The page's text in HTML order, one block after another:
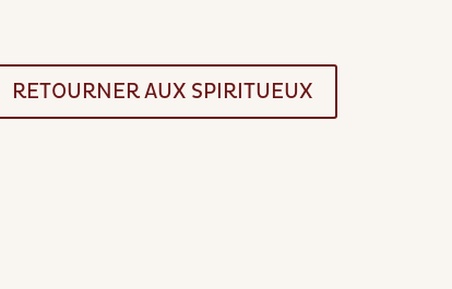
RETOURNER AUX SPIRITUEUX